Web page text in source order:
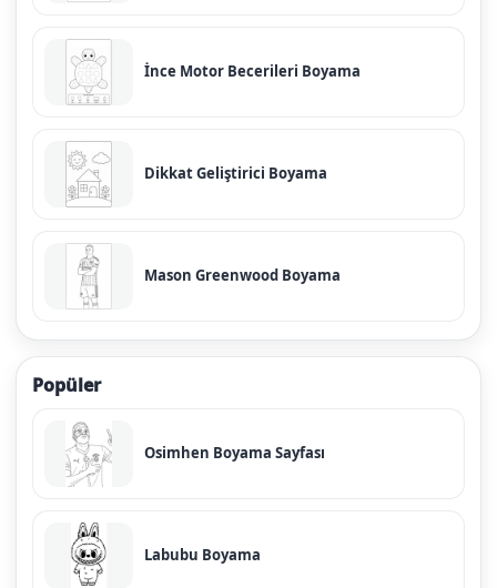
İnce Motor Becerileri Boyama
Dikkat Geliştirici Boyama
Mason Greenwood Boyama
Popüler
Osimhen Boyama Sayfası
Labubu Boyama